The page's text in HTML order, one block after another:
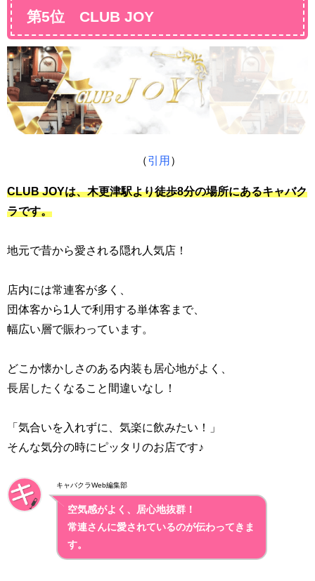
第5位 CLUB JOY
（引用 ）
CLUB JOYは、木更津駅より徒歩8分の場所にあるキャバク
ラです。
地元で昔から愛される隠れ人気店！
店内には常連客が多く、
団体客から1人で利用する単体客まで、
幅広い層で賑わっています。
どこか懐かしさのある内装も居心地がよく、
長居したくなること間違いなし！
「気合いを入れずに、気楽に飲みたい！」
そんな気分の時にピッタリのお店です♪
キャバクラWeb編集部
空気感がよく、居心地抜群！
常連さんに愛されているのが伝わってきま
す。